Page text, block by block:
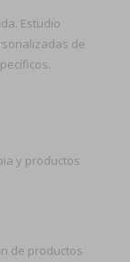
Estudio
de
y productos
de productos